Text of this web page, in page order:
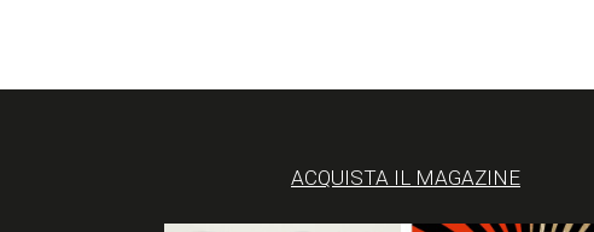
ACQUISTA IL MAGAZINE